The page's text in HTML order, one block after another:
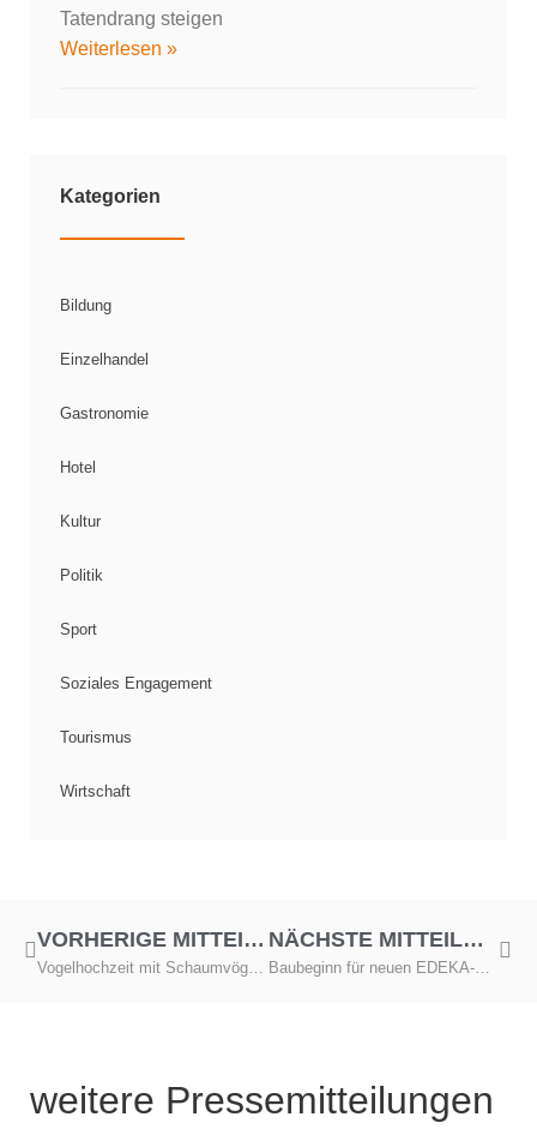
Tatendrang steigen
Weiterlesen »
Kategorien
Bildung
Einzelhandel
Gastronomie
Hotel
Kultur
Politik
Sport
Soziales Engagement
Tourismus
Wirtschaft
VORHERIGE MITTEILUNG NÄCHSTE MITTEILUNG
Baubeginn für neuen EDEKA-Markt in Plauen
weitere Pressemitteilungen